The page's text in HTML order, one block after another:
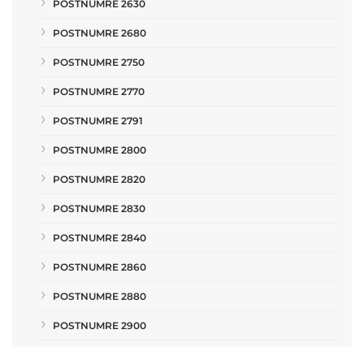
POSTNUMRE 2630
POSTNUMRE 2680
POSTNUMRE 2750
POSTNUMRE 2770
POSTNUMRE 2791
POSTNUMRE 2800
POSTNUMRE 2820
POSTNUMRE 2830
POSTNUMRE 2840
POSTNUMRE 2860
POSTNUMRE 2880
POSTNUMRE 2900